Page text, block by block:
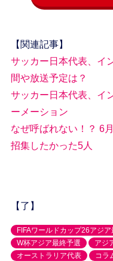
【関連記事】
サッカー日本代表、イ
間や放送予定は？
サッカー日本代表、イ
ーメーション
なぜ呼ばれない！？ 6
招集したかった5人
【了】
FIFAワールドカップ26アジア
W杯アジア最終予選
アジ
オーストラリア代表
コラ